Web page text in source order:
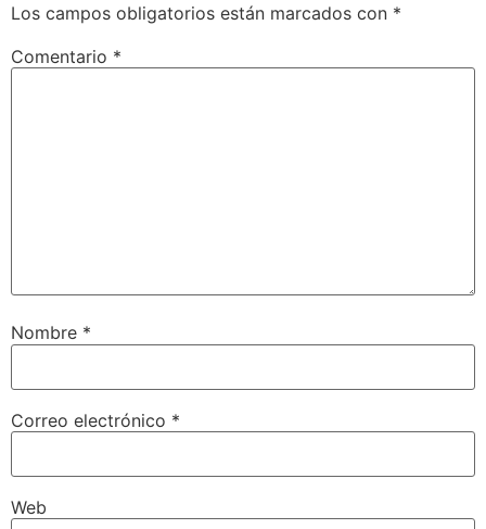
Los campos obligatorios están marcados con *
Comentario *
Nombre *
Correo electrónico *
Web